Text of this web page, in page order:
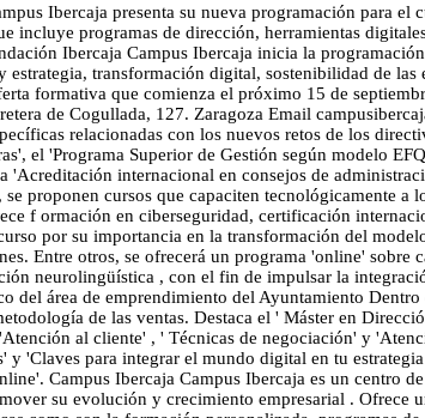
Ibercaja presenta su nueva programación para el
incluye programas de dirección, herramientas
Ibercaja Campus Ibercaja inicia la
transformación digital, sostenibilidad de las
formativa que comienza el próximo 15 de
de Cogullada, 127. Zaragoza Email
relacionadas con los nuevos retos de los
el 'Programa Superior de Gestión según modelo
'Acreditación internacional en consejos de
proponen cursos que capaciten tecnológicamente a
f ormación en ciberseguridad, certificación
por su importancia en la transformación del
Entre otros, se ofrecerá un programa 'online'
neurolingüística , con el fin de impulsar la
área de emprendimiento del Ayuntamiento Dentro
de las ventas. Destaca el ' Máster en
al cliente' , ' Técnicas de negociación' y
'Claves para integrar el mundo digital en tu
Campus Ibercaja Campus Ibercaja es un centro
su evolución y crecimiento empresarial . Ofrece